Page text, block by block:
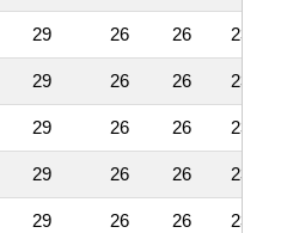
29 26 26 23
29 26 26 23
29 26 26 23
29 26 26 23
29 26 26 23